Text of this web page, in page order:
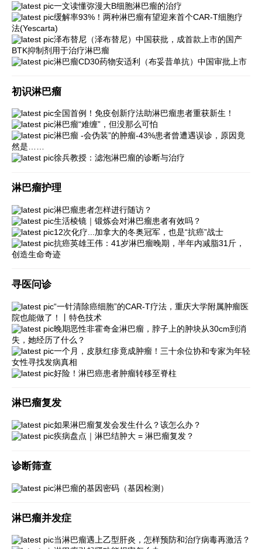
一文读懂弥漫大B细胞淋巴瘤的治疗
缓解率93%！两种淋巴瘤有望迎来首个CAR-T细胞疗
法(Yescarta)
泽布替尼（泽布替尼）中国获批，成首款上市的国产
BTK抑制剂用于治疗淋巴瘤
淋巴瘤CD30药物安适利（布妥昔单抗）中国审批上市
初识淋巴瘤
全国首例！免疫创新疗法助淋巴瘤患者重获新生！
淋巴瘤“难缠”，但没那么可怕
淋巴瘤 -会伪装”的肿瘤-43%患者曾遭遇误诊，原因竟
然是……
徐兵教授：滤泡淋巴瘤的诊断与治疗
淋巴瘤护理
淋巴瘤患者怎样进行随访？
生活棱镜｜锻炼会对淋巴瘤患者有效吗？
12次化疗...加拿大的冬奥冠军，也是“抗癌”战士
抗癌英雄王伟：41岁淋巴瘤晚期，半年内减脂31斤，
创造生命奇迹
寻医问诊
“一针清除癌细胞”的CAR-T疗法，重庆大学附属肿瘤医
院也能做了！丨特色技术
晚期恶性非霍奇金淋巴瘤，脖子上的肿块从30cm到消
失，她经历了什么？
一个月，皮肤红疹竟成肿瘤！三十余位协和专家为年轻
女性寻找发病真相
好险！淋巴癌患者肿瘤转移至脊柱
淋巴瘤复发
如果淋巴瘤复发会发生什么？该怎么办？
疾病盘点｜淋巴结肿大 = 淋巴瘤复发？
诊断筛查
淋巴瘤的基因密码（基因检测）
淋巴瘤并发症
当淋巴瘤遇上乙型肝炎，怎样预防和治疗病毒再激活？